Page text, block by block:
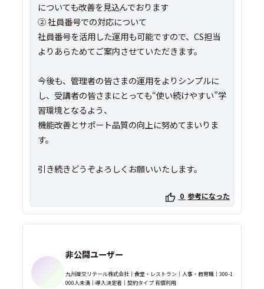
についても改善を見込んでおります
② 社員番号での対応について
社員番号を活用した運用も可能ですので、CS担当
よりあらためてご案内させていただきます。
今後も、管理者の皆さまの運用をよりシンプルに
し、受講者の皆さまにとっても“使い続けやすい”学
習環境となるよう、
機能改善とサポート品質の向上に努めてまいりま
す。
引き続きどうぞよろしくお願いいたします。
0 参考になった
非公開ユーザー
九州産交リテール株式会社｜食堂・レストラン｜人事・教育職｜300-1
000人未満｜導入決定者｜契約タイプ 有償利用